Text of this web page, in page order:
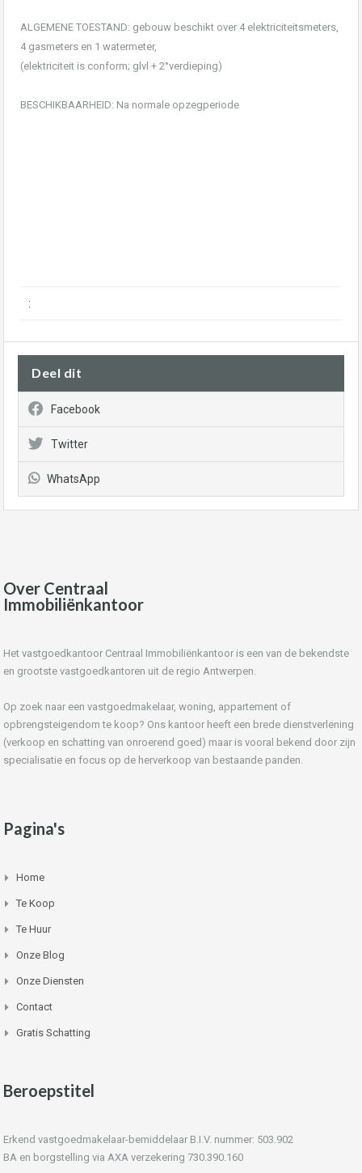
ALGEMENE TOESTAND: gebouw beschikt over 4 elektriciteitsmeters,
4 gasmeters en 1 watermeter,
(elektriciteit is conform; glvl + 2°verdieping)
BESCHIKBAARHEID: Na normale opzegperiode
:
Deel dit
Facebook
Twitter
WhatsApp
Over Centraal
Immobiliënkantoor
Het vastgoedkantoor Centraal Immobiliënkantoor is een van de bekendste
en grootste vastgoedkantoren uit de regio Antwerpen.
Op zoek naar een vastgoedmakelaar, woning, appartement of
opbrengsteigendom te koop? Ons kantoor heeft een brede dienstverlening
(verkoop en schatting van onroerend goed) maar is vooral bekend door zijn
specialisatie en focus op de herverkoop van bestaande panden.
Pagina's
Home
Te Koop
Te Huur
Onze Blog
Onze Diensten
Contact
Gratis Schatting
Beroepstitel
Erkend vastgoedmakelaar-bemiddelaar B.I.V. nummer: 503.902
BA en borgstelling via AXA verzekering 730.390.160